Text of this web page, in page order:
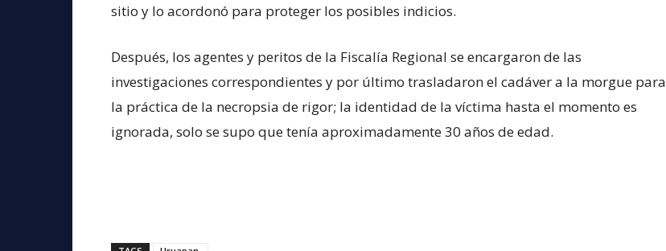
sitio y lo acordonó para proteger los posibles indicios.
Después, los agentes y peritos de la Fiscalía Regional se encargaron de las
investigaciones correspondientes y por último trasladaron el cadáver a la morgue para
la práctica de la necropsia de rigor; la identidad de la víctima hasta el momento es
ignorada, solo se supo que tenía aproximadamente 30 años de edad.